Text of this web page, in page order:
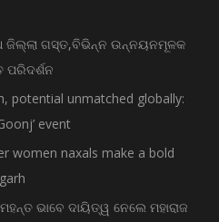
ଗସ୍ତ,ବିଭିନ୍ନ ଉନ୍ନୟନମୂଳକ
ପରିଦର୍ଶନ
potential unmatched globally:
event
women naxals make a bold
ମହନ୍ତ ଭାବେ ଦାୟିତ୍ୱ ନେଲେ ମହାରାଜ